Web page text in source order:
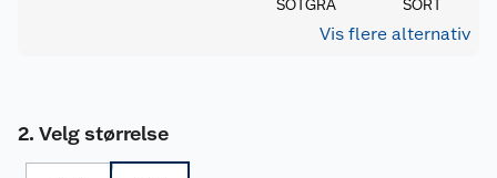
SOTGRÅ
SORT
Vis flere alternativ
Velg størrelse